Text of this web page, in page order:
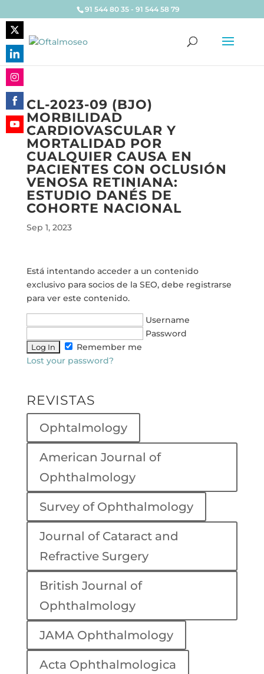
91 544 80 35 - 91 544 58 79
CL-2023-09 (BJO)
MORBILIDAD
CARDIOVASCULAR Y
MORTALIDAD POR
CUALQUIER CAUSA EN
PACIENTES CON OCLUSIÓN
VENOSA RETINIANA:
ESTUDIO DANÉS DE
COHORTE NACIONAL
Sep 1, 2023
Está intentando acceder a un contenido
exclusivo para socios de la SEO, debe registrarse
para ver este contenido.
Username
Password
Remember me
Lost your password?
REVISTAS
Ophtalmology
American Journal of
Ophthalmology
Survey of Ophthalmology
Journal of Cataract and
Refractive Surgery
British Journal of
Ophthalmology
JAMA Ophthalmology
Acta Ophthalmologica
Share
on
Twitter
Share
on
LinkedIn
Share
on
Instagram
Share
on
Facebook
Share
YouTube